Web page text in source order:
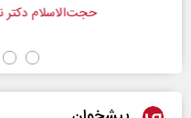
حجت‌الاسلام دکتر